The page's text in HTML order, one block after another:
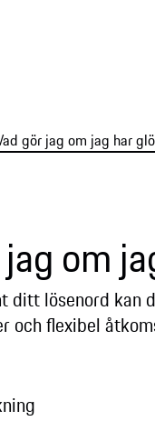
gör jag om jag har
om
ditt lösenord
och flexibel